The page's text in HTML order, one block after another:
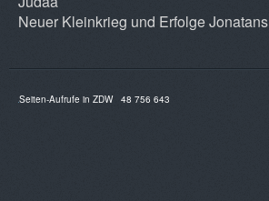
Neuer Kleinkrieg und Erfolge Jonatans
Seiten-Aufrufe in ZDW 48 756 643